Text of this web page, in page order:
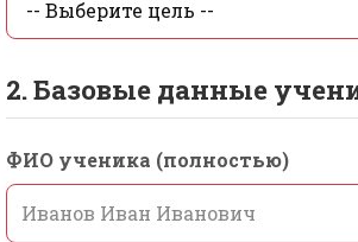
2. Базовые данные
ФИО ученика (полностью)